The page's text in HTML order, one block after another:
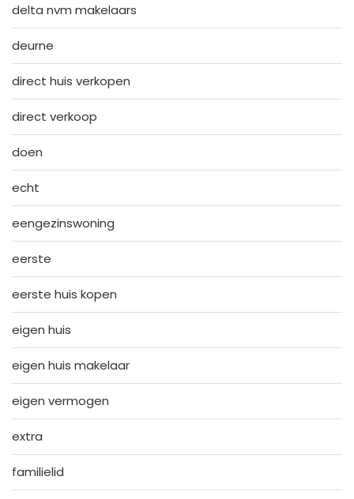
delta nvm makelaars
deurne
direct huis verkopen
direct verkoop
doen
echt
eengezinswoning
eerste
eerste huis kopen
eigen huis
eigen huis makelaar
eigen vermogen
extra
familielid